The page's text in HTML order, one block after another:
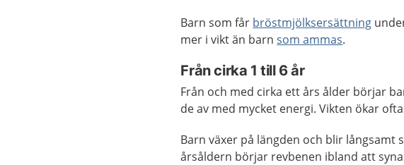
Barn som får bröstmjölksersättning
mer i vikt än barnsom ammas.
Från cirka 1 till 6 år
Från och med cirka ett års ålder börjar
de av med mycket energi. Vikten ökar
Barn växer på längden och blir långsamt
årsåldern börjar revbenen ibland att